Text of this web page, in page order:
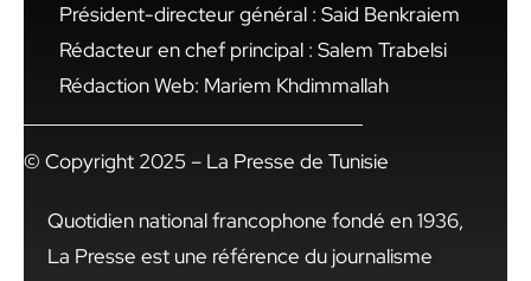
Président-directeur général : Said Benkraiem
Rédacteur en chef principal : Salem Trabelsi
Rédaction Web: Mariem Khdimmallah
© Copyright 2025 – La Presse de Tunisie
Quotidien national francophone fondé en 1936,
La Presse est une référence du journalisme